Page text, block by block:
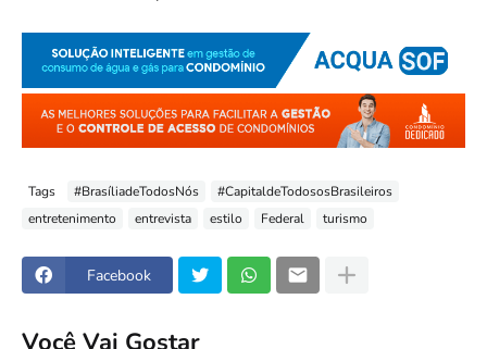
Tags #BrasíliadeTodosNós
#CapitaldeTodososBrasileiros
entretenimento
entrevista estilo Federal turismo
Facebook
Você Vai Gostar